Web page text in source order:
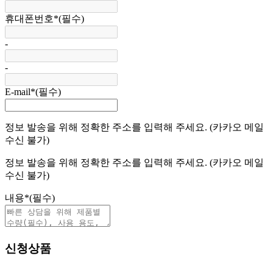
휴대폰번호*(필수)
-
-
E-mail*(필수)
정보 발송을 위해 정확한 주소를 입력해 주세요. (카카오 메일
수신 불가)
정보 발송을 위해 정확한 주소를 입력해 주세요. (카카오 메일
수신 불가)
내용*(필수)
신청상품